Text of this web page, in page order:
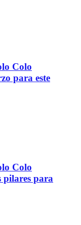
Colo
para este
Colo
pilares para